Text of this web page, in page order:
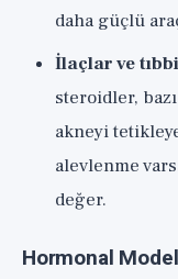
daha güçlü
İlaçlar ve
steroidler,
akneyi
alevlenme
değer.
Hormonal